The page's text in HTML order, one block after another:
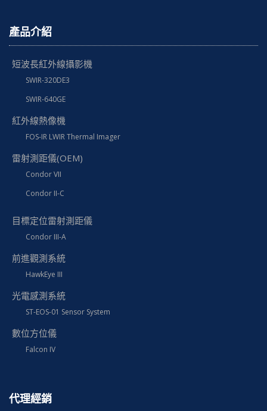
產品介紹
短波長紅外線攝影機
SWIR-320DE3
SWIR-640GE
紅外線熱像機
FOS-IR LWIR Thermal Imager
雷射測距儀(OEM)
Condor VII
Condor II-C
目標定位雷射測距儀
Condor III-A
前進觀測系統
HawkEye III
光電感測系統
ST-EOS-01 Sensor System
數位方位儀
Falcon IV
代理經銷